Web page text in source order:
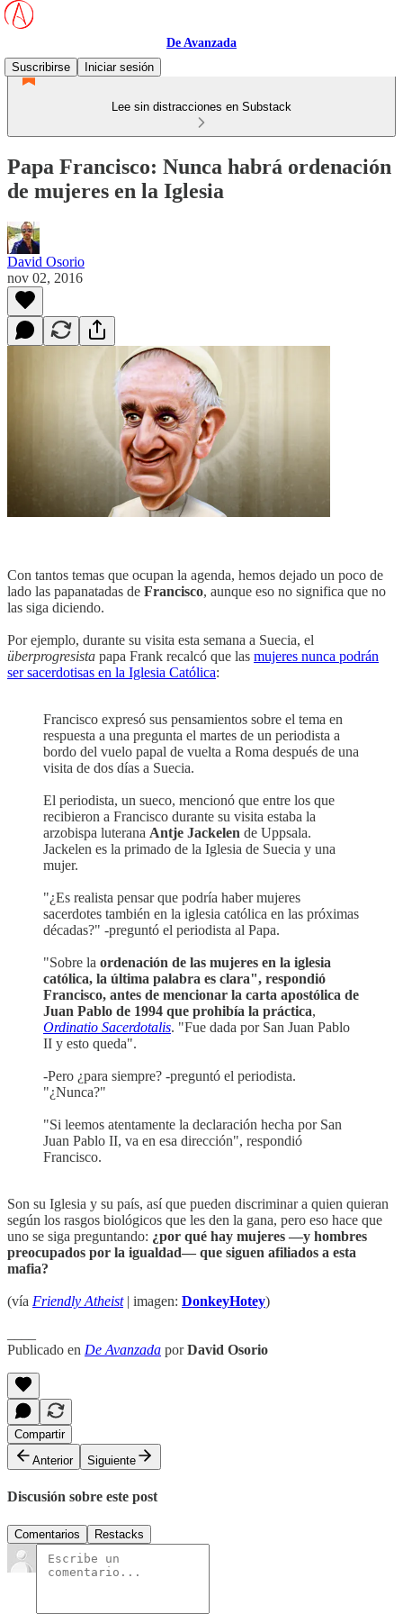
De Avanzada
Suscribirse
Iniciar sesión
Lee sin distracciones en Substack
Papa Francisco: Nunca habrá ordenación
de mujeres en la Iglesia
David Osorio
nov 02, 2016
Con tantos temas que ocupan la agenda, hemos dejado un poco de
lado las papanatadas de Francisco, aunque eso no significa que no
las siga diciendo.
Por ejemplo, durante su visita esta semana a Suecia, el
überprogresista papa Frank recalcó que las mujeres nunca podrán
ser sacerdotisas en la Iglesia Católica:
Francisco expresó sus pensamientos sobre el tema en
respuesta a una pregunta el martes de un periodista a
bordo del vuelo papal de vuelta a Roma después de una
visita de dos días a Suecia.
El periodista, un sueco, mencionó que entre los que
recibieron a Francisco durante su visita estaba la
arzobispa luterana Antje Jackelen de Uppsala.
Jackelen es la primado de la Iglesia de Suecia y una
mujer.
"¿Es realista pensar que podría haber mujeres
sacerdotes también en la iglesia católica en las próximas
décadas?" -preguntó el periodista al Papa.
"Sobre la ordenación de las mujeres en la iglesia
católica, la última palabra es clara", respondió
Francisco, antes de mencionar la carta apostólica de
Juan Pablo de 1994 que prohibía la práctica,
Ordinatio Sacerdotalis. "Fue dada por San Juan Pablo
II y esto queda".
-Pero ¿para siempre? -preguntó el periodista.
"¿Nunca?"
"Si leemos atentamente la declaración hecha por San
Juan Pablo II, va en esa dirección", respondió
Francisco.
Son su Iglesia y su país, así que pueden discriminar a quien quieran
según los rasgos biológicos que les den la gana, pero eso hace que
uno se siga preguntando: ¿por qué hay mujeres —y hombres
preocupados por la igualdad— que siguen afiliados a esta
mafia?
(vía Friendly Atheist| imagen: DonkeyHotey)
Publicado en De Avanzada porDavid Osorio
Compartir
Anterior
Siguiente
Discusión sobre este post
Comentarios Restacks